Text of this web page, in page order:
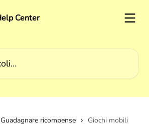
Guadagnare ricompense Giochi mobili